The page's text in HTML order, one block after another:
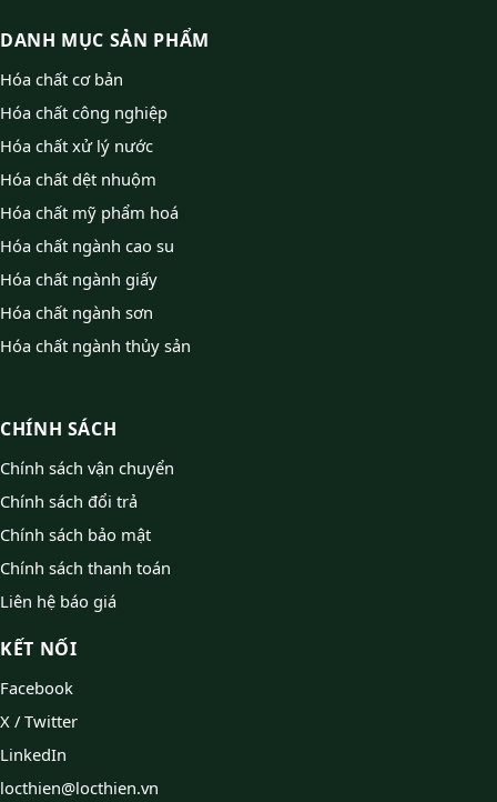
DANH MỤC SẢN PHẨM
Hóa chất cơ bản
Hóa chất công nghiệp
Hóa chất xử lý nước
Hóa chất dệt nhuộm
Hóa chất mỹ phẩm hoá
Hóa chất ngành cao su
Hóa chất ngành giấy
Hóa chất ngành sơn
Hóa chất ngành thủy sản
CHÍNH SÁCH
Chính sách vận chuyển
Chính sách đổi trả
Chính sách bảo mật
Chính sách thanh toán
Liên hệ báo giá
KẾT NỐI
Facebook
X / Twitter
LinkedIn
locthien@locthien.vn